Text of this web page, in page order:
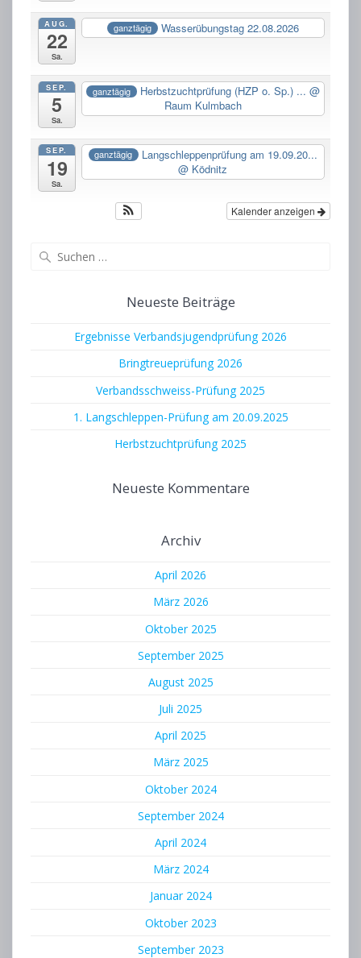
AUG.
22
Sa.
ganztägig Wasserübungstag 22.08.2026
SEP.
5
Sa.
ganztägig Herbstzuchtprüfung (HZP o. Sp.) ... @
Raum Kulmbach
SEP.
19
Sa.
ganztägig
Langschleppenprüfung am 19.09.20...
@ Ködnitz
Kalender anzeigen
Neueste Beiträge
Ergebnisse Verbandsjugendprüfung 2026
Bringtreueprüfung 2026
Verbandsschweiss-Prüfung 2025
1. Langschleppen-Prüfung am 20.09.2025
Herbstzuchtprüfung 2025
Neueste Kommentare
Archiv
April 2026
März 2026
Oktober 2025
September 2025
August 2025
Juli 2025
April 2025
März 2025
Oktober 2024
September 2024
April 2024
März 2024
Januar 2024
Oktober 2023
September 2023